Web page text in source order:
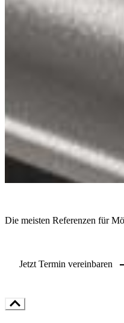
Die meisten Referenzen für
Jetzt Termin vereinbaren